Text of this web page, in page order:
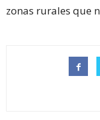
zonas rurales que